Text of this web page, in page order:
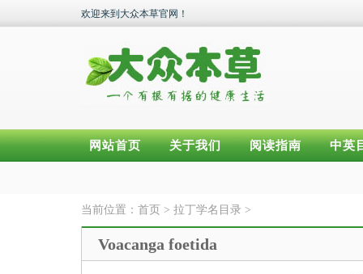
欢迎来到大众本草官网！
网站首页 关于我们 阅读指南 中英
当前位置： 首页 > 拉丁学名目录 >
Voacanga foetida